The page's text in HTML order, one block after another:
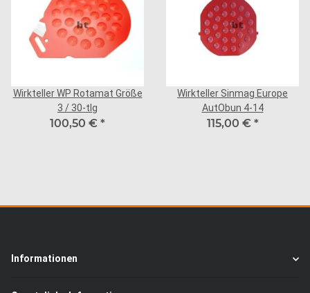
Wirkteller WP Rotamat Größe
3 / 30-tlg
100,50 € *
Wirkteller Sinmag Europe
AutObun 4-14
115,00 € *
Informationen